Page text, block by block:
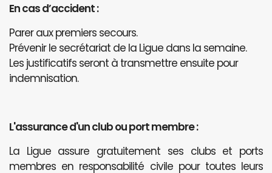
En cas d’accident :
Parer aux premiers secours.
Prévenir le secrétariat de la Ligue dans la semaine.
Les justificatifs seront à transmettre ensuite pour
indemnisation.
L'assurance d'un club ou port membre :
La Ligue assure gratuitement ses clubs et ports
membres en responsabilité civile pour toutes leurs